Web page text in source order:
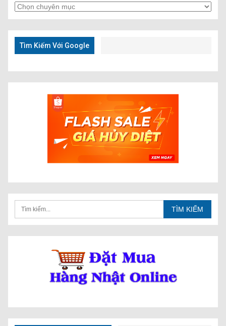
Tìm
Kiếm
Nhanh
Tìm Kiếm Với Google